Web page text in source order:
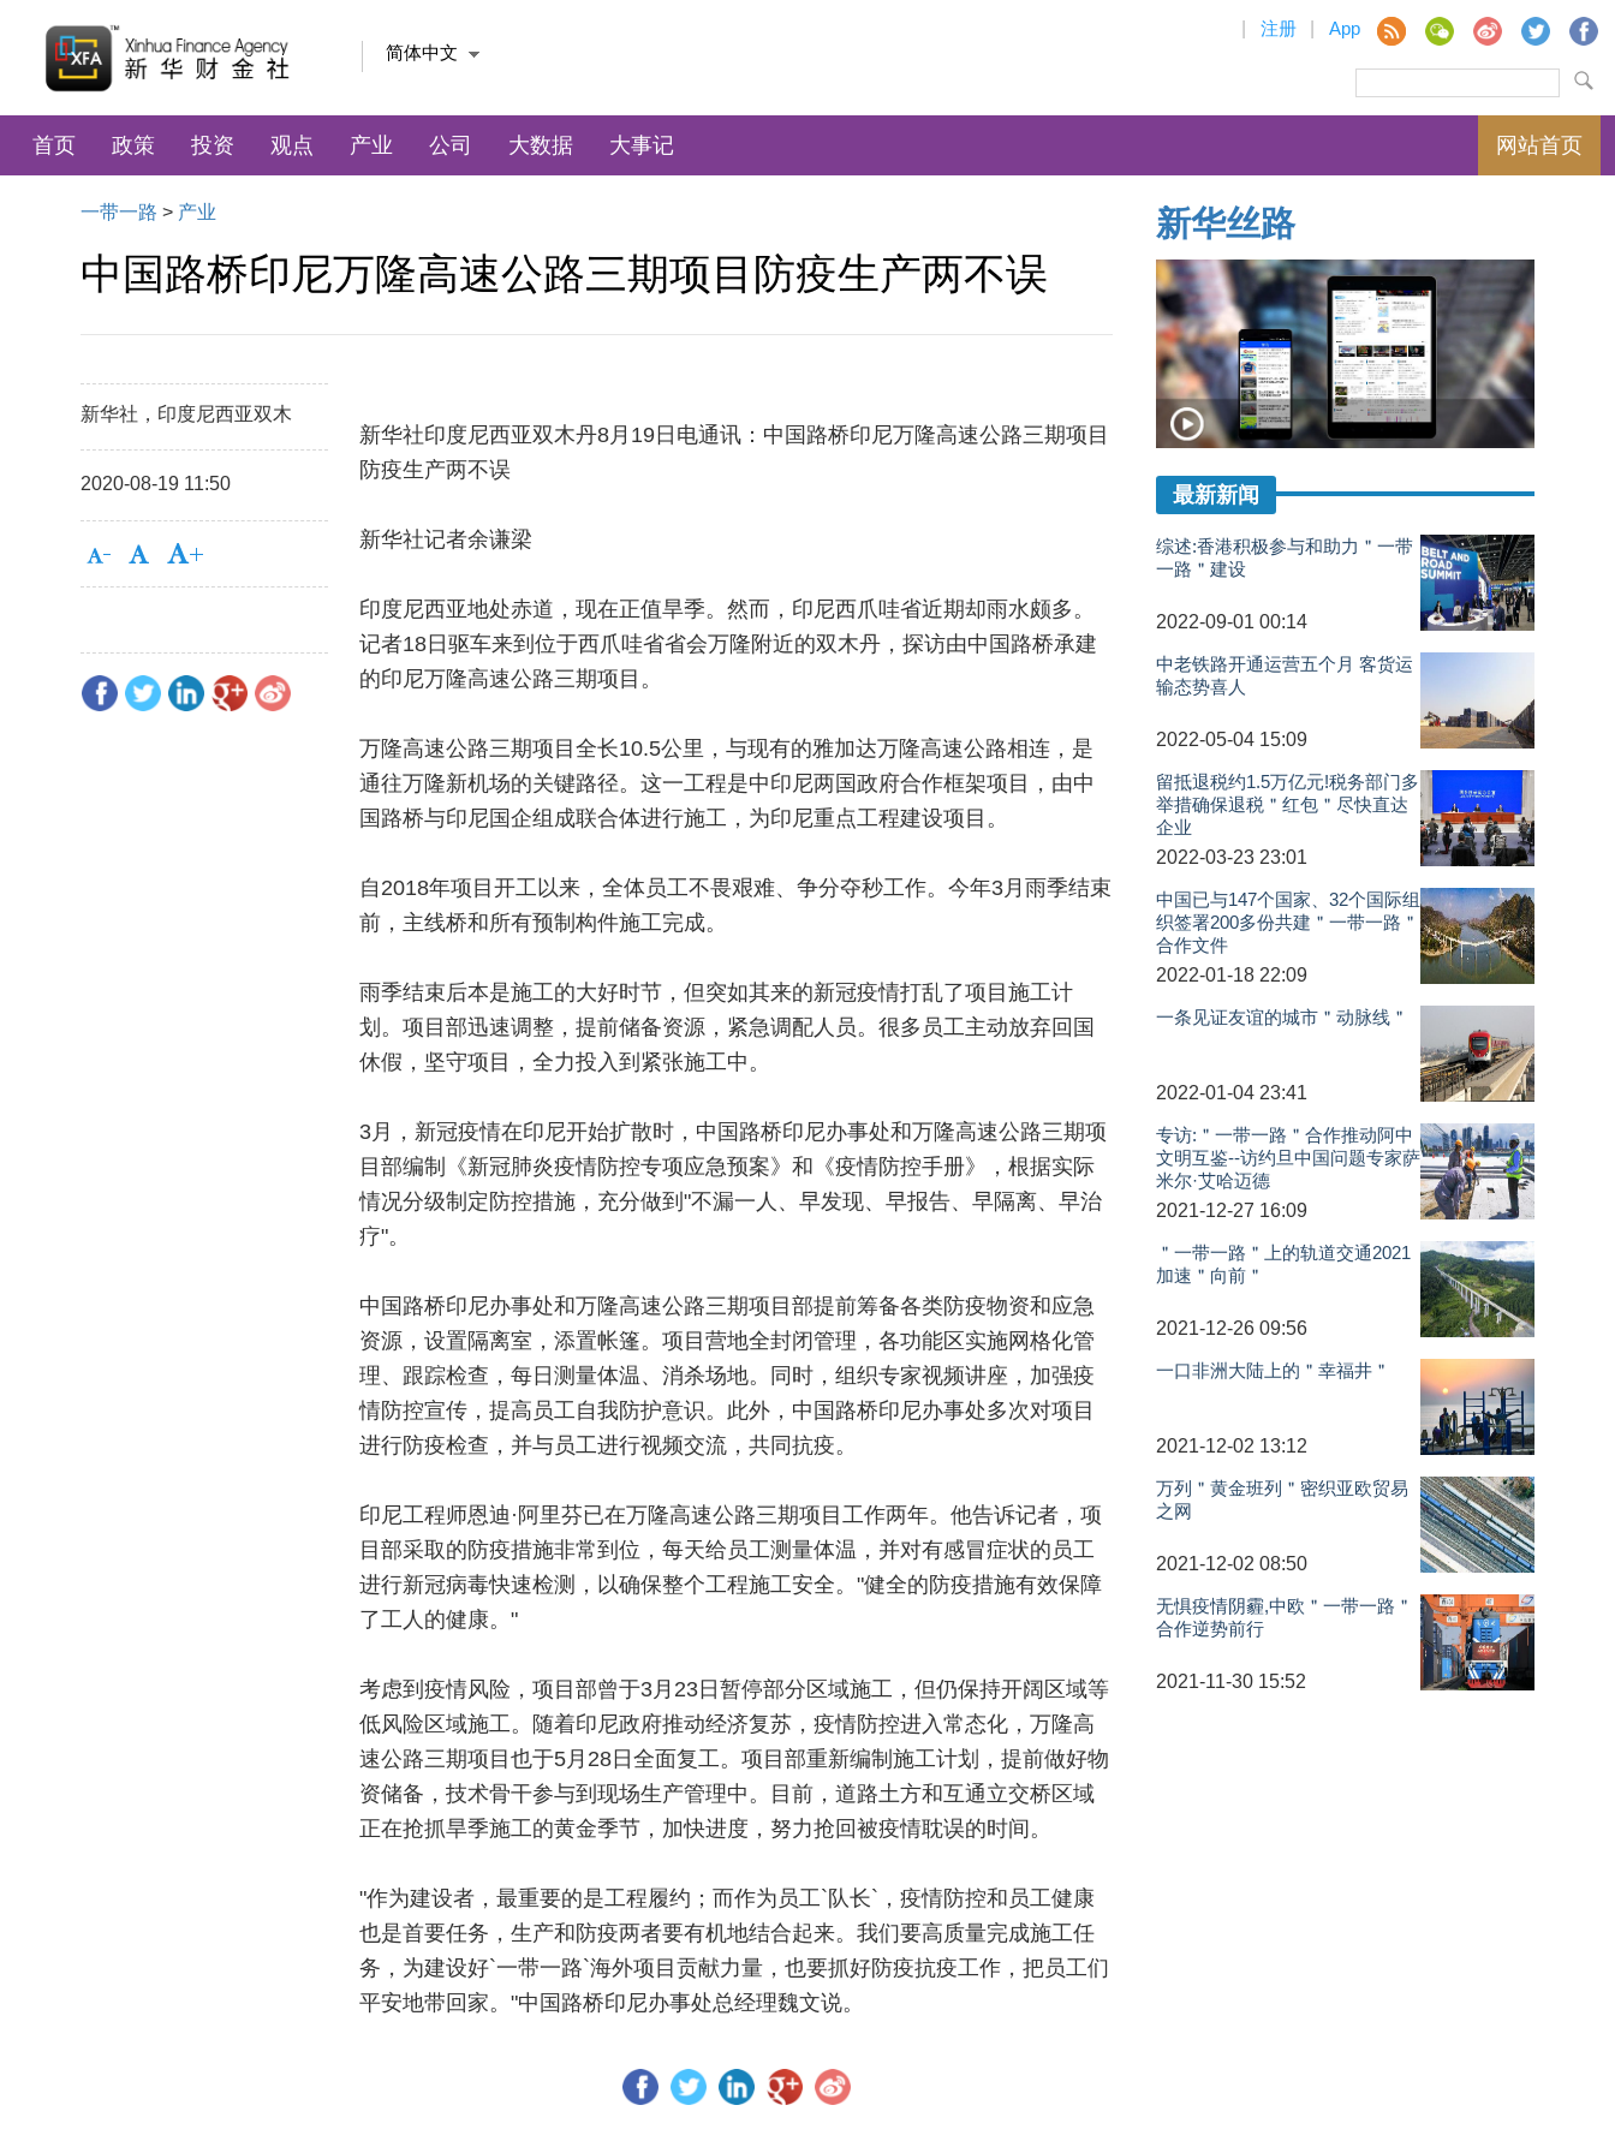
简体中文
注册 App
网站首页
首页 政策 投资 观点 产业 公司 大数据 大事记
一带一路 > 产业
中国路桥印尼万隆高速公路三期项目防疫生产两不误
新华社，印度尼西亚双木
2020-08-19 11:50
新华社印度尼西亚双木丹8月19日电通讯：中国路桥印尼万隆高速公路三期项目
防疫生产两不误
新华社记者余谦梁
印度尼西亚地处赤道，现在正值旱季。然而，印尼西爪哇省近期却雨水颇多。
记者18日驱车来到位于西爪哇省省会万隆附近的双木丹，探访由中国路桥承建
的印尼万隆高速公路三期项目。
万隆高速公路三期项目全长10.5公里，与现有的雅加达万隆高速公路相连，是
通往万隆新机场的关键路径。这一工程是中印尼两国政府合作框架项目，由中
国路桥与印尼国企组成联合体进行施工，为印尼重点工程建设项目。
自2018年项目开工以来，全体员工不畏艰难、争分夺秒工作。今年3月雨季结束
前，主线桥和所有预制构件施工完成。
雨季结束后本是施工的大好时节，但突如其来的新冠疫情打乱了项目施工计
划。项目部迅速调整，提前储备资源，紧急调配人员。很多员工主动放弃回国
休假，坚守项目，全力投入到紧张施工中。
3月，新冠疫情在印尼开始扩散时，中国路桥印尼办事处和万隆高速公路三期项
目部编制《新冠肺炎疫情防控专项应急预案》和《疫情防控手册》，根据实际
情况分级制定防控措施，充分做到"不漏一人、早发现、早报告、早隔离、早治
疗"。
中国路桥印尼办事处和万隆高速公路三期项目部提前筹备各类防疫物资和应急
资源，设置隔离室，添置帐篷。项目营地全封闭管理，各功能区实施网格化管
理、跟踪检查，每日测量体温、消杀场地。同时，组织专家视频讲座，加强疫
情防控宣传，提高员工自我防护意识。此外，中国路桥印尼办事处多次对项目
进行防疫检查，并与员工进行视频交流，共同抗疫。
印尼工程师恩迪·阿里芬已在万隆高速公路三期项目工作两年。他告诉记者，项
目部采取的防疫措施非常到位，每天给员工测量体温，并对有感冒症状的员工
进行新冠病毒快速检测，以确保整个工程施工安全。"健全的防疫措施有效保障
了工人的健康。"
考虑到疫情风险，项目部曾于3月23日暂停部分区域施工，但仍保持开阔区域等
低风险区域施工。随着印尼政府推动经济复苏，疫情防控进入常态化，万隆高
速公路三期项目也于5月28日全面复工。项目部重新编制施工计划，提前做好物
资储备，技术骨干参与到现场生产管理中。目前，道路土方和互通立交桥区域
正在抢抓旱季施工的黄金季节，加快进度，努力抢回被疫情耽误的时间。
"作为建设者，最重要的是工程履约；而作为员工`队长`，疫情防控和员工健康
也是首要任务，生产和防疫两者要有机地结合起来。我们要高质量完成施工任
务，为建设好`一带一路`海外项目贡献力量，也要抓好防疫抗疫工作，把员工们
平安地带回家。"中国路桥印尼办事处总经理魏文说。
新华丝路
最新新闻
综述:香港积极参与和助力＂一带
一路＂建设
2022-09-01 00:14
中老铁路开通运营五个月 客货运
输态势喜人
2022-05-04 15:09
留抵退税约1.5万亿元!税务部门多
举措确保退税＂红包＂尽快直达
企业
2022-03-23 23:01
中国已与147个国家、32个国际组
织签署200多份共建＂一带一路＂
合作文件
2022-01-18 22:09
一条见证友谊的城市＂动脉线＂
2022-01-04 23:41
专访:＂一带一路＂合作推动阿中
文明互鉴--访约旦中国问题专家萨
米尔·艾哈迈德
2021-12-27 16:09
＂一带一路＂上的轨道交通2021
加速＂向前＂
2021-12-26 09:56
一口非洲大陆上的＂幸福井＂
2021-12-02 13:12
万列＂黄金班列＂密织亚欧贸易
之网
2021-12-02 08:50
无惧疫情阴霾,中欧＂一带一路＂
合作逆势前行
2021-11-30 15:52